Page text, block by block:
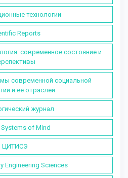
технологии
Reports
современное состояние и
современной социальной
и ее отраслей
журнал
of Mind
ЦИТИСЭ
Engineering Sciences